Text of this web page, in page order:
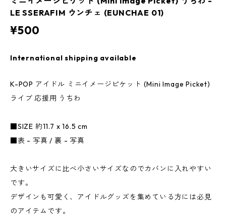
LE SSERAFIM ウンチェ (EUNCHAE 01)
¥500
International shipping available
K-POP アイドル ミニイメージピケット (Mini Image Picket)
ライブ 応援用 うちわ
■SIZE 約11.7 x 16.5 cm
■表 - 写真 / 裏 - 写真
大きいサイズに比べ小さいサイズなのでカバンに入れやすい
です。
デザインも可愛く、アイドルグッズを集めている方には必見
のアイテムです。